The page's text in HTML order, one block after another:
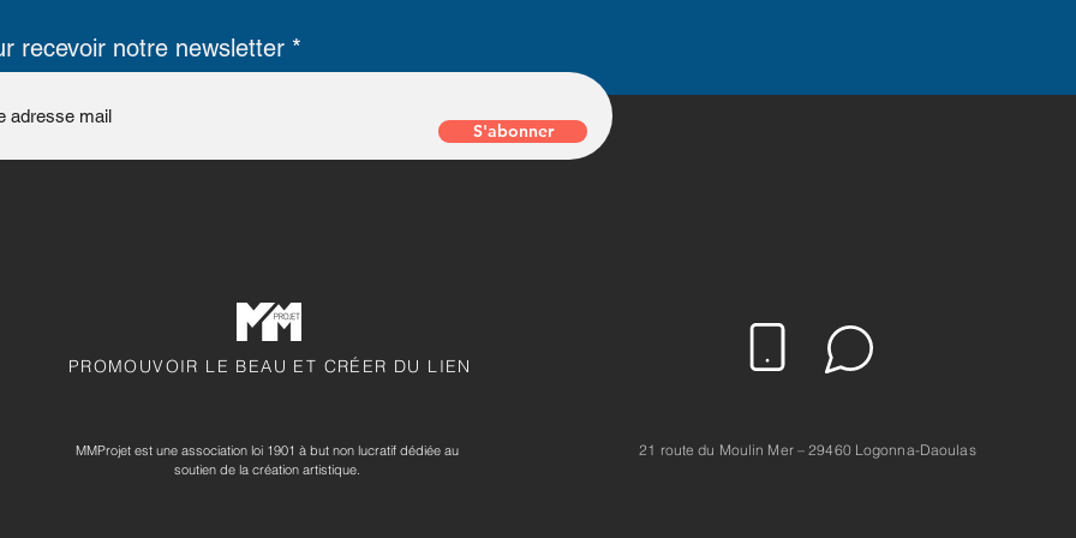
PROMOUVOIR LE BEAU ET CRÉER DU LIEN
MMProjet est une association loi 1901 à but non lucratif dédiée au
soutien de la création artistique.
21 route du Moulin Mer – 29460 Logonna-Daoulas
recevoir notre newsletter
S'abonner